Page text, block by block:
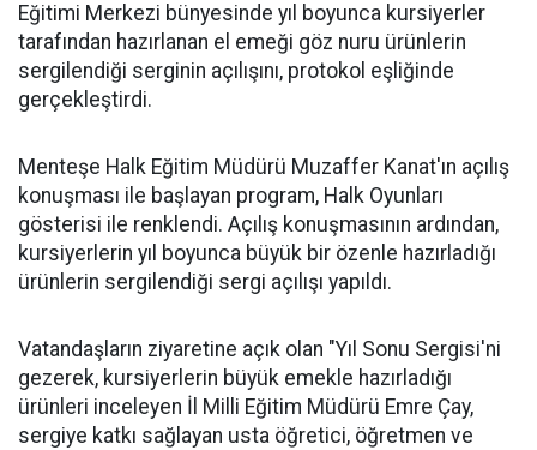
Eğitimi Merkezi bünyesinde yıl boyunca kursiyerler
tarafından hazırlanan el emeği göz nuru ürünlerin
sergilendiği serginin açılışını, protokol eşliğinde
gerçekleştirdi.
Menteşe Halk Eğitim Müdürü Muzaffer Kanat'ın açılış
konuşması ile başlayan program, Halk Oyunları
gösterisi ile renklendi. Açılış konuşmasının ardından,
kursiyerlerin yıl boyunca büyük bir özenle hazırladığı
ürünlerin sergilendiği sergi açılışı yapıldı.
Vatandaşların ziyaretine açık olan "Yıl Sonu Sergisi'ni
gezerek, kursiyerlerin büyük emekle hazırladığı
ürünleri inceleyen İl Milli Eğitim Müdürü Emre Çay,
sergiye katkı sağlayan usta öğretici, öğretmen ve